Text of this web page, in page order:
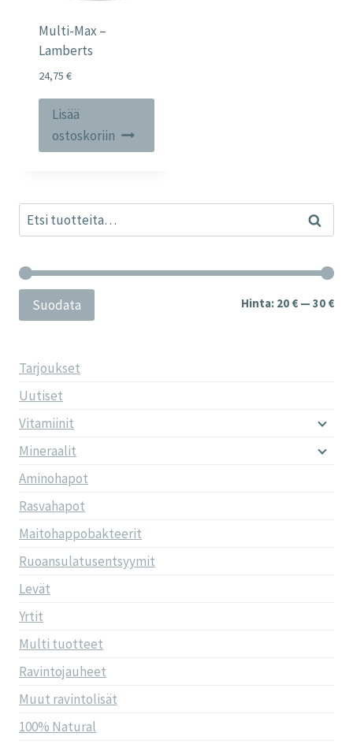
Multi-Max –
Lamberts
24,75 €
Lisää
ostoskoriin
Etsi: Haku
Suodata Hinta: 20 € — 30 €
Tarjoukset
Uutiset
Vitamiinit
Mineraalit
Aminohapot
Rasvahapot
Maitohappobakteerit
Ruoansulatusentsyymit
Levät
Yrtit
Multi tuotteet
Ravintojauheet
Muut ravintolisät
100% Natural